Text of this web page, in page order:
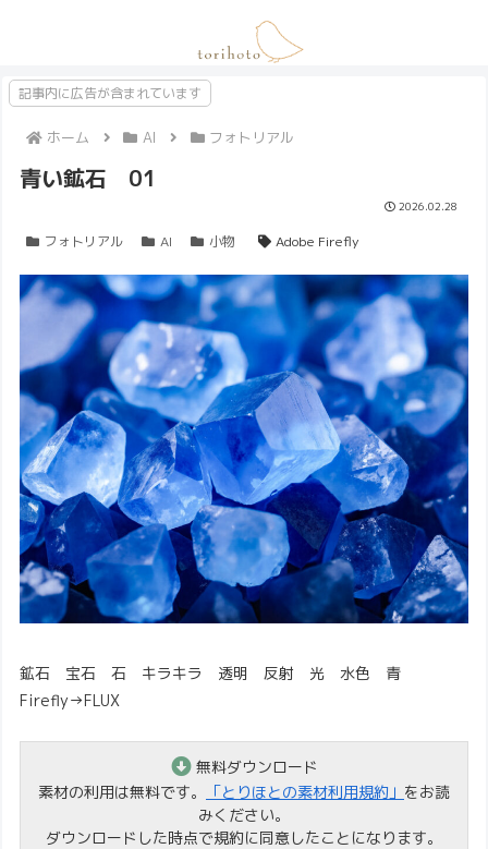
記事内に広告が含まれています
ホーム AI フォトリアル
青い鉱石 01
2026.02.28
フォトリアル AI 小物 Adobe Firefly
鉱石 宝石 石 キラキラ 透明 反射 光 水色 青
Firefly→FLUX
無料ダウンロード
素材の利用は無料です。
「とりほとの素材利用規約」 をお読
みください。
ダウンロードした時点で規約に同意したことになります。